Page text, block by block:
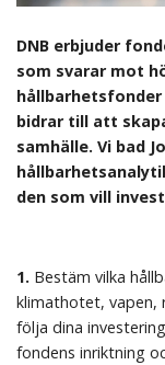
DNB erbjuder
som svarar mot
bidrar till att
samhälle. Vi bad
den som vill
1. Bestäm vilka
klimathotet, vapen,
följa dina
fondens inriktning